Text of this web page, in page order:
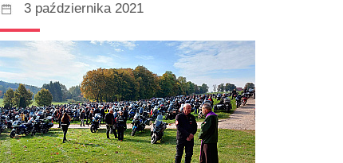
3 października 2021